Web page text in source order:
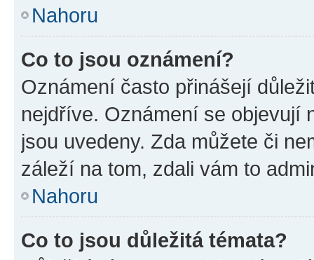
Nahoru
Co to jsou oznámení?
Oznámení často přinášejí
nejdříve. Oznámení se objevují
jsou uvedeny. Zda můžete či
záleží na tom, zdali vám to
Nahoru
Co to jsou důležitá témata?